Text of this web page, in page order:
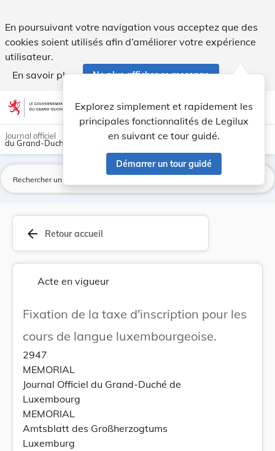
En poursuivant votre navigation vous acceptez que des
cookies soient utilisés afin d’améliorer votre expérience
utilisateur.
En savoir plus
Ne plus afficher ce message
Aller au contenu account_circle help Aide
Explorez simplement et rapidement les
principales fonctionnalités de Legilux
en suivant ce tour guidé.
Démarrer un tour guidé
light_mode dark_mode
Journal officiel
du Grand-Duché de Luxembourg
arrow_back Retour accueil
Acte en vigueur
Fixation de la taxe d'inscription pour les
cours de langue luxembourgeoise.
2947
MEMORIAL
Journal Officiel du Grand-Duché de
Luxembourg
MEMORIAL
Amtsblatt des Großherzogtums
Luxemburg